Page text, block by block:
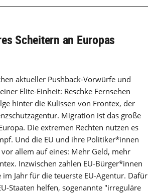
Scheitern an Europas
aktueller Pushback-Vorwürfe und
Elite-Einheit: Reschke Fernsehen
hinter die Kulissen von Frontex, der
Migration ist das große
Die extremen Rechten nutzen es
Und die EU und ihre Politiker*innen
allem auf eines: Mehr Geld, mehr
Inzwischen zahlen EU-Bürger*innen
Jahr für die teuerste EU-Agentur. Dafür
Staaten helfen, sogenannte "irreguläre